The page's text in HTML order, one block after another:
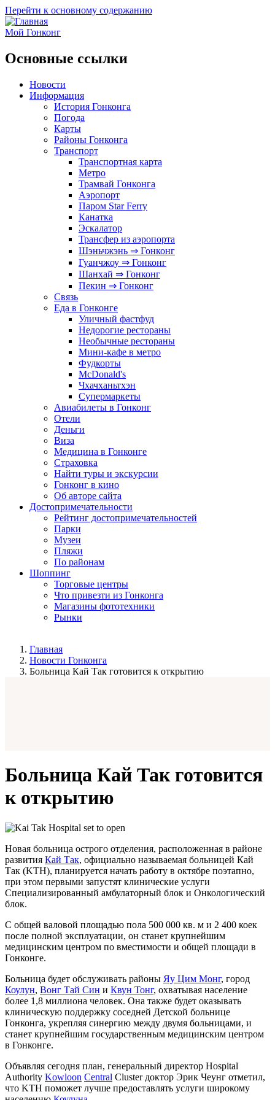
Перейти к основному содержанию
Мой Гонконг
Основные ссылки
Новости
Информация
История Гонконга
Погода
Карты
Районы Гонконга
Транспорт
Транспортная карта
Метро
Трамвай Гонконга
Аэропорт
Паром Star Ferry
Канатка
Эскалатор
Трансфер из аэропорта
Шэньчжэнь ⇒ Гонконг
Гуанчжоу ⇒ Гонконг
Шанхай ⇒ Гонконг
Пекин ⇒ Гонконг
Связь
Еда в Гонконге
Уличный фастфуд
Недорогие рестораны
Необычные рестораны
Мини-кафе в метро
Фудкорты
McDonald's
Чхачханьтхэн
Супермаркеты
Авиабилеты в Гонконг
Отели
Деньги
Виза
Медицина в Гонконге
Страховка
Найти туры и экскурсии
Гонконг в кино
Об авторе сайта
Достопримечательности
Рейтинг достопримечательностей
Парки
Музеи
Пляжи
По районам
Шоппинг
Торговые центры
Что привезти из Гонконга
Магазины фототехники
Рынки
Главная
Новости Гонконга
Больница Кай Так готовится к открытию
Больница Кай Так готовится
к открытию
Новая больница острого отделения, расположенная в районе
развития Кай Так, официально называемая больницей Кай
Так (KTH), планируется начать работу в октябре поэтапно,
при этом первыми запустят клинические услуги
Специализированный амбулаторный блок и Онкологический
блок.
С общей валовой площадью пола 500 000 кв. м и 2 400 коек
после полной эксплуатации, он станет крупнейшим
медицинским центром по вместимости и общей площади в
Гонконге.
Больница будет обслуживать районы Яу Цим Монг, город
Коулун, Вонг Тай Син и Квун Тонг, охватывая население
более 1,8 миллиона человек. Она также будет оказывать
клиническую поддержку соседней Детской больнице
Гонконга, укрепляя синергию между двумя больницами, и
станет крупнейшим государственным медицинским центром
в Гонконге.
Объявляя сегодня план, генеральный директор Hospital
Authority Kowloon Central Cluster доктор Эрик Чеунг отметил,
что KTH поможет лучше предоставлять услуги широкому